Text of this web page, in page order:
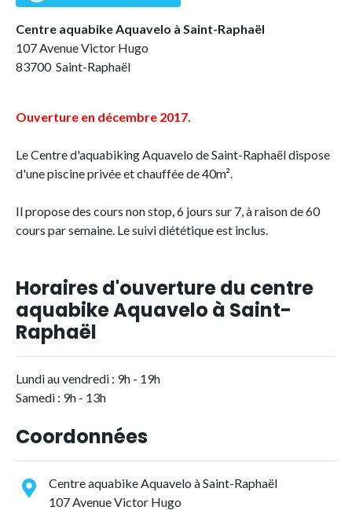
Centre aquabike Aquavelo à Saint-Raphaël
107 Avenue Victor Hugo
83700 Saint-Raphaël
Ouverture en décembre 2017.
Le Centre d'aquabiking Aquavelo de Saint-Raphaël dispose
d'une piscine privée et chauffée de 40m².
Il propose des cours non stop, 6 jours sur 7, à raison de 60
cours par semaine. Le suivi diététique est inclus.
Horaires d'ouverture du centre
aquabike Aquavelo à Saint-
Raphaël
Lundi au vendredi : 9h - 19h
Samedi : 9h - 13h
Coordonnées
Centre aquabike Aquavelo à Saint-Raphaël
107 Avenue Victor Hugo